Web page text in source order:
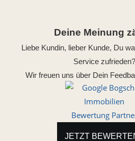
Deine Meinung
Liebe Kundin, lieber Kunde, Du
Service zufrieden?
Wir freuen uns über Dein
JETZT